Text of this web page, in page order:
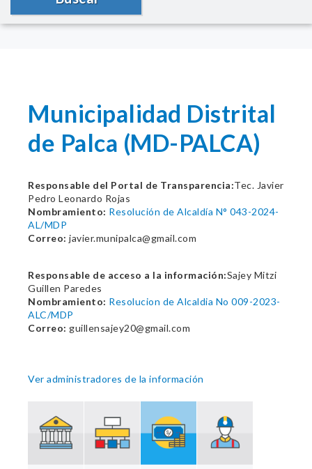
Municipalidad Distrital
de Palca (MD-PALCA)
Responsable del Portal de Transparencia:Tec. Javier
Pedro Leonardo Rojas
Nombramiento: Resolución de Alcaldía N° 043-2024-
AL/MDP
Correo: javier.munipalca@gmail.com
Responsable de acceso a la información:Sajey Mitzi
Guillen Paredes
Nombramiento: Resolucion de Alcaldia No 009-2023-
ALC/MDP
Correo: guillensajey20@gmail.com
Ver administradores de la información